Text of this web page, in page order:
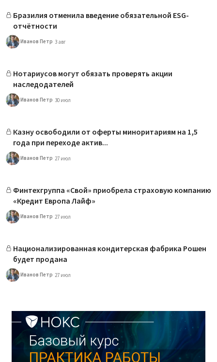
Бразилия отменила введение обязательной ESG-
отчётности
Иванов Петр 3 авг
Нотариусов могут обязать проверять акции
наследодателей
Иванов Петр 30 июл
Казну освободили от оферты миноритариям на 1,5
года при переходе актив...
Иванов Петр 27 июл
Финтехгруппа «Свой» приобрела страховую компанию
«Кредит Европа Лайф»
Иванов Петр 27 июл
Национализированная кондитерская фабрика Рошен
будет продана
Иванов Петр 27 июл